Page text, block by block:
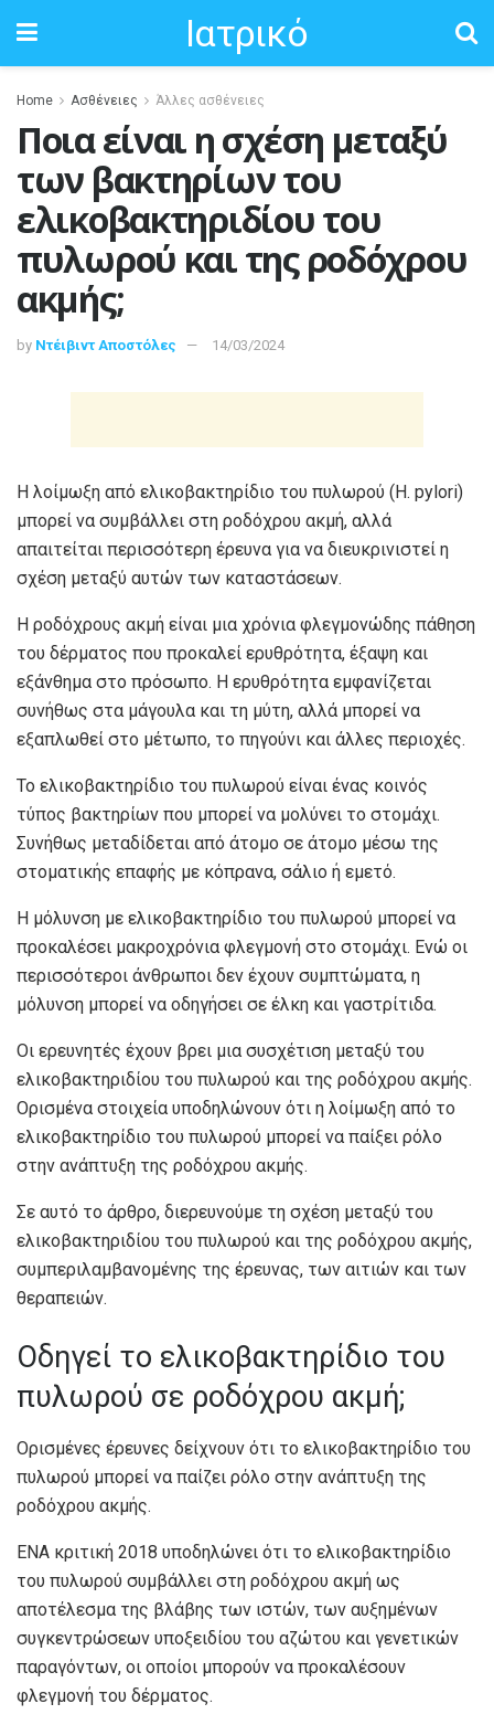
Ιατρικό
Home Ασθένειες Άλλες ασθένειες
Ποια είναι η σχέση μεταξύ
των βακτηρίων του
ελικοβακτηριδίου του
πυλωρού και της ροδόχρου
ακμής;
by Ντέιβιντ Αποστόλες 14/03/2024
Η λοίμωξη από ελικοβακτηρίδιο του πυλωρού (H. pylori)
μπορεί να συμβάλλει στη ροδόχρου ακμή, αλλά
απαιτείται περισσότερη έρευνα για να διευκρινιστεί η
σχέση μεταξύ αυτών των καταστάσεων.
Η ροδόχρους ακμή είναι μια χρόνια φλεγμονώδης πάθηση
του δέρματος που προκαλεί ερυθρότητα, έξαψη και
εξάνθημα στο πρόσωπο. Η ερυθρότητα εμφανίζεται
συνήθως στα μάγουλα και τη μύτη, αλλά μπορεί να
εξαπλωθεί στο μέτωπο, το πηγούνι και άλλες περιοχές.
Το ελικοβακτηρίδιο του πυλωρού είναι ένας κοινός
τύπος βακτηρίων που μπορεί να μολύνει το στομάχι.
Συνήθως μεταδίδεται από άτομο σε άτομο μέσω της
στοματικής επαφής με κόπρανα, σάλιο ή εμετό.
Η μόλυνση με ελικοβακτηρίδιο του πυλωρού μπορεί να
προκαλέσει μακροχρόνια φλεγμονή στο στομάχι. Ενώ οι
περισσότεροι άνθρωποι δεν έχουν συμπτώματα, η
μόλυνση μπορεί να οδηγήσει σε έλκη και γαστρίτιδα.
Οι ερευνητές έχουν βρει μια συσχέτιση μεταξύ του
ελικοβακτηριδίου του πυλωρού και της ροδόχρου ακμής.
Ορισμένα στοιχεία υποδηλώνουν ότι η λοίμωξη από το
ελικοβακτηρίδιο του πυλωρού μπορεί να παίξει ρόλο
στην ανάπτυξη της ροδόχρου ακμής.
Σε αυτό το άρθρο, διερευνούμε τη σχέση μεταξύ του
ελικοβακτηριδίου του πυλωρού και της ροδόχρου ακμής,
συμπεριλαμβανομένης της έρευνας, των αιτιών και των
θεραπειών.
Οδηγεί το ελικοβακτηρίδιο του
πυλωρού σε ροδόχρου ακμή;
Ορισμένες έρευνες δείχνουν ότι το ελικοβακτηρίδιο του
πυλωρού μπορεί να παίζει ρόλο στην ανάπτυξη της
ροδόχρου ακμής.
ΕΝΑ κριτική 2018 υποδηλώνει ότι το ελικοβακτηρίδιο
του πυλωρού συμβάλλει στη ροδόχρου ακμή ως
αποτέλεσμα της βλάβης των ιστών, των αυξημένων
συγκεντρώσεων υποξειδίου του αζώτου και γενετικών
παραγόντων, οι οποίοι μπορούν να προκαλέσουν
φλεγμονή του δέρματος.